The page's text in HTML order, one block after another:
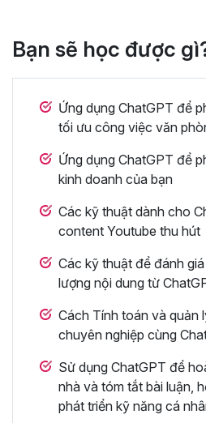
Bạn sẽ học được
Ứng dụng ChatGPT để
tối ưu công việc văn
Ứng dụng ChatGPT để
kinh doanh của bạn
Các kỹ thuật dành cho
content Youtube thu hút
Các kỹ thuật để đánh
lượng nội dung từ
Cách Tính toán và quản
chuyên nghiệp cùng
Sử dụng ChatGPT để
nhà và tóm tắt bài luận,
phát triển kỹ năng cá